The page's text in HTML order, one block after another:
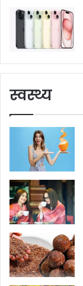
स्वस्थ्य